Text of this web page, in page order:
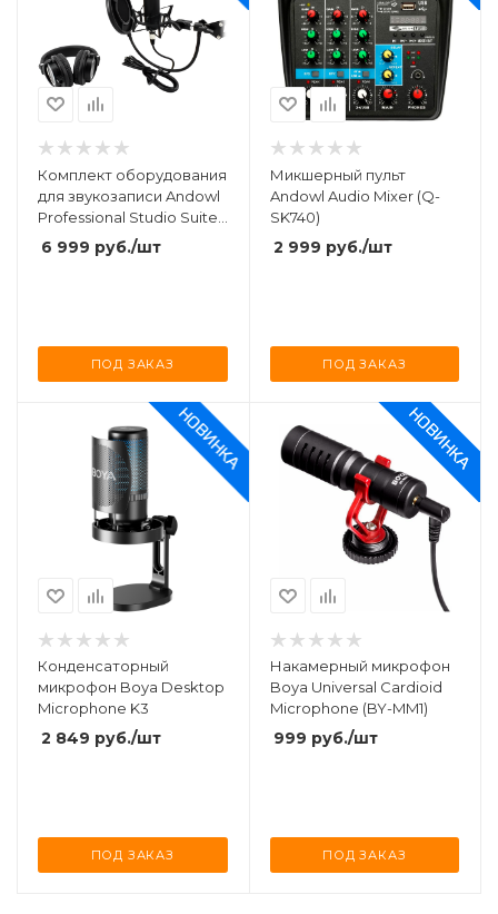
Комплект оборудования
для звукозаписи Andowl
Professional Studio Suite
(Q-MIC97)
6 999 руб./шт
ПОД ЗАКАЗ
Микшерный пульт
Andowl Audio Mixer (Q-
SK740)
2 999 руб./шт
ПОД ЗАКАЗ
Конденсаторный
микрофон Boya Desktop
Microphone K3
2 849 руб./шт
ПОД ЗАКАЗ
Накамерный микрофон
Boya Universal Cardioid
Microphone (BY-MM1)
999 руб./шт
ПОД ЗАКАЗ